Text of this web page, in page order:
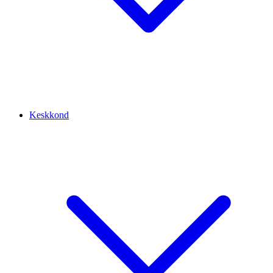
Keskkond